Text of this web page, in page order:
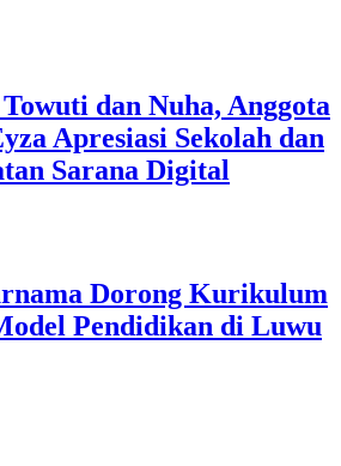
dan Nuha, Anggota
Apresiasi Sekolah dan
Sarana Digital
Dorong Kurikulum
Pendidikan di Luwu